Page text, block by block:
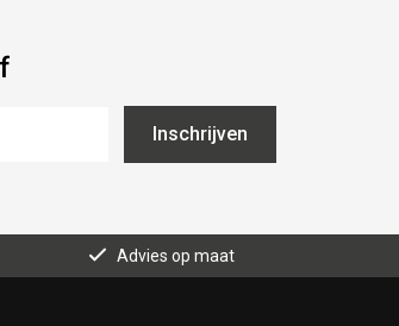
Inschrijven
Advies op maat